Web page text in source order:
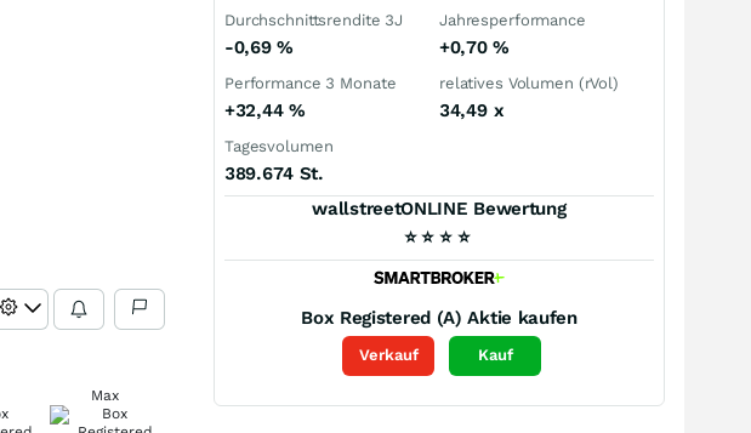
Max
Durchschnittsrendite 3J
-0,69%
Jahresperformance
+0,70%
Performance 3 Monate
+32,44 %
relatives Volumen (rVol)
34,49 x
Tagesvolumen
389.674 St.
wallstreetONLINE Bewertung
⭐ ⭐ ⭐ ⭐
Box Registered (A) Aktie kaufen
Verkauf Kauf